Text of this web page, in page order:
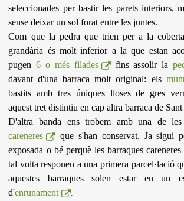
seleccionades per bastir les parets interiors,
sense deixar un sol forat entre les juntes.
Com que la pedra que trien per a la
grandària és molt inferior a la que estan
pugen6 o més filades fins assolir la
davant d'una barraca molt original: els
bastits amb tres úniques lloses de gres
aquest tret distintiu en cap altra barraca de
D'altra banda ens trobem amb una de les
careneres
que s'han conservat. Ja sigui
exposada o bé perquè les barraques
tal volta responen a una primera parcel·lació
aquestes barraques solen estar en un
d'enrunament .